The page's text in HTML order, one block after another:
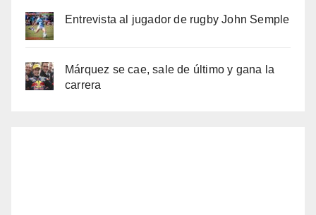
Entrevista al jugador de rugby John Semple
Márquez se cae, sale de último y gana la
carrera